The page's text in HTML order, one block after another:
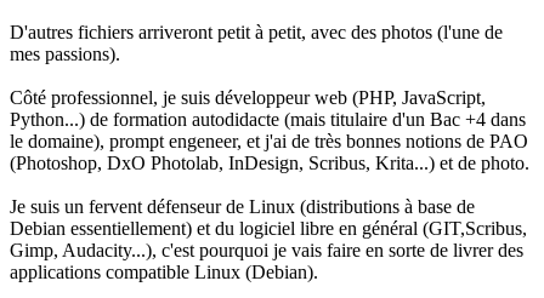
D'autres fichiers arriveront petit à petit, avec des photos (l'une de
mes passions).
Côté professionnel, je suis développeur web (PHP, JavaScript,
Python...) de formation autodidacte (mais titulaire d'un Bac +4 dans
le domaine), prompt engeneer, et j'ai de très bonnes notions de PAO
(Photoshop, DxO Photolab, InDesign, Scribus, Krita...) et de photo.
Je suis un fervent défenseur de Linux (distributions à base de
Debian essentiellement) et du logiciel libre en général (GIT,Scribus,
Gimp, Audacity...), c'est pourquoi je vais faire en sorte de livrer des
applications compatible Linux (Debian).